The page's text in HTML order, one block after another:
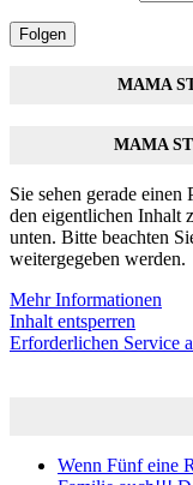
Folgen
MAMA
MAMA
Sie sehen gerade einen
den eigentlichen Inhalt
unten. Bitte beachten
weitergegeben werden.
Mehr Informationen
Inhalt entsperren
Erforderlichen Service
Wenn Fünf eine